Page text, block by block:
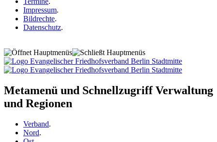
Impressum.
Bildrechte.
Datenschutz.
Metamenü und Schnellzugriff Verwaltung
und Regionen
Verband.
Nord.